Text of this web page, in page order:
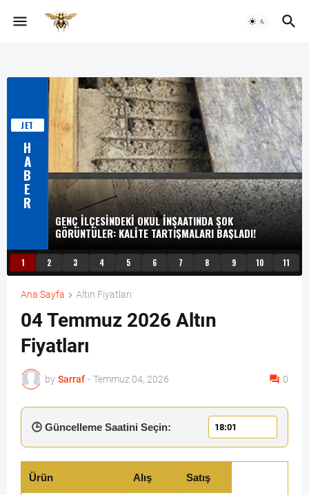
JET
H
A
B
E
R
GENÇ İLÇESINDEKI OKUL İNŞAATINDA ŞOK
GÖRÜNTÜLER: KALITE TARTIŞMALARI BAŞLADI!
1 2 3 4 5 6 7 8 9 10 11
Ana Sayfa Altın Fiyatları
04 Temmuz 2026 Altın
Fiyatları
by Sarraf - Temmuz 04, 2026 0
🕒 Güncelleme Saatini Seçin:
Ürün Alış Satış